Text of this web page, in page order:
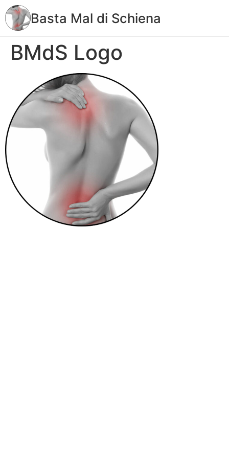
Basta Mal di Schiena
BMdS Logo